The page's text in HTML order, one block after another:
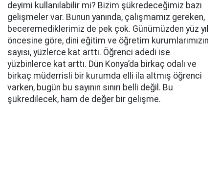
deyimi kullanılabilir mi? Bizim şükredeceğimiz bazı
gelişmeler var. Bunun yanında, çalışmamız gereken,
beceremediklerimiz de pek çok. Günümüzden yüz yıl
öncesine göre, dini eğitim ve öğretim kurumlarımızın
sayısı, yüzlerce kat arttı. Öğrenci adedi ise
yüzbinlerce kat arttı. Dün Konya’da birkaç odalı ve
birkaç müderrisli bir kurumda elli ila altmış öğrenci
varken, bugün bu sayının sınırı belli değil. Bu
şükredilecek, ham de değer bir gelişme.